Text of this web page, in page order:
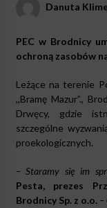
Danuta
PEC w Brodnicy
ochroną zasobów
Leżące na terenie
,,Bramę Mazur”.,
Drwęcy, gdzie
szczególne
proekologicznych.
– Staramy się im
Pesta, prezes
Brodnicy Sp. z o.o. –